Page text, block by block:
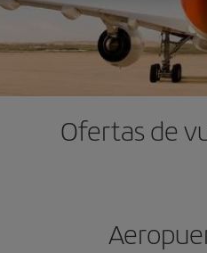
Ofertas de